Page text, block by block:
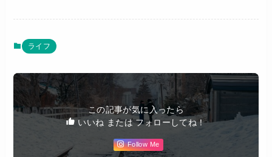
ライフ
この記事が気に入ったら
いいね または フォローしてね！
Follow Me